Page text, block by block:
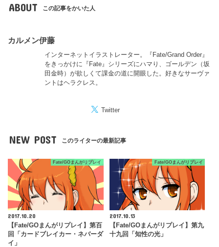
ABOUT この記事をかいた人
カルメン伊藤
インターネットイラストレーター。『Fate/Grand Order』
をきっかけに『Fate』シリーズにハマり、ゴールデン（坂
田金時）が欲しくて課金の道に開眼した。好きなサーヴァ
ントはヘラクレス。
Twitter
NEW POST このライターの最新記事
Fate/GOまんがリプレイ
2017.10.20
【Fate/GOまんがリプレイ】第百
回「カードブレイカー・ネバーダ
イ」
Fate/GOまんがリプレイ
2017.10.13
【Fate/GOまんがリプレイ】第九
十九回「知性の光」